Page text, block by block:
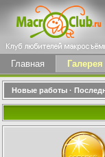
Главная Галерея
Новые работы ·